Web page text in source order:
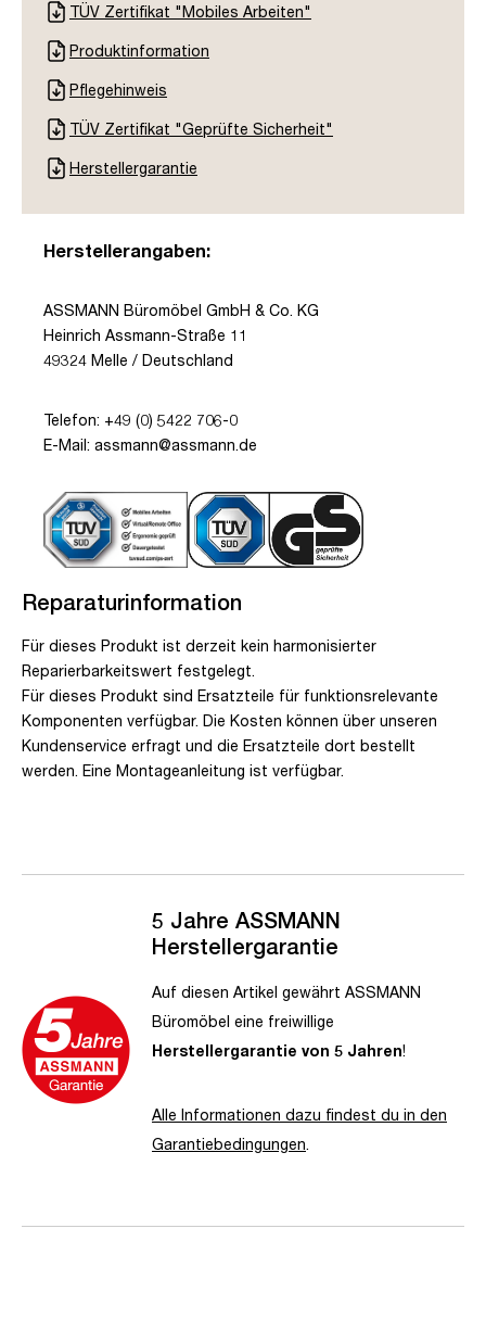
TÜV Zertifikat "Mobiles Arbeiten"
Produktinformation
Pflegehinweis
TÜV Zertifikat "Geprüfte Sicherheit"
Herstellergarantie
Herstellerangaben:
ASSMANN Büromöbel GmbH & Co. KG
Heinrich Assmann-Straße 11
49324 Melle / Deutschland
Telefon: +49 (0) 5422 706-0
E-Mail: assmann@assmann.de
Reparaturinformation
Für dieses Produkt ist derzeit kein harmonisierter
Reparierbarkeitswert festgelegt.
Für dieses Produkt sind Ersatzteile für funktionsrelevante
Komponenten verfügbar. Die Kosten können über unseren
Kundenservice erfragt und die Ersatzteile dort bestellt
werden. Eine Montageanleitung ist verfügbar.
5 Jahre ASSMANN
Herstellergarantie
Auf diesen Artikel gewährt ASSMANN
Büromöbel eine freiwillige
Herstellergarantie von 5 Jahren!
Alle Informationen dazu findest du in den
Garantiebedingungen.